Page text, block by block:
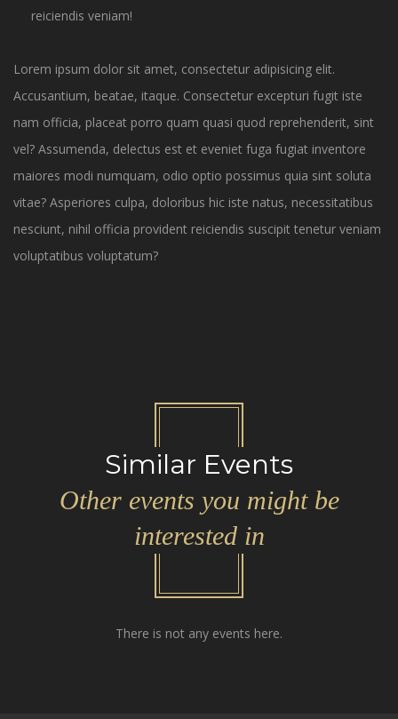
reiciendis veniam!
Lorem ipsum dolor sit amet, consectetur adipisicing elit.
Accusantium, beatae, itaque. Consectetur excepturi fugit iste
nam officia, placeat porro quam quasi quod reprehenderit, sint
vel? Assumenda, delectus est et eveniet fuga fugiat inventore
maiores modi numquam, odio optio possimus quia sint soluta
vitae? Asperiores culpa, doloribus hic iste natus, necessitatibus
nesciunt, nihil officia provident reiciendis suscipit tenetur veniam
voluptatibus voluptatum?
Similar Events
Other events you might be
interested in
There is not any events here.